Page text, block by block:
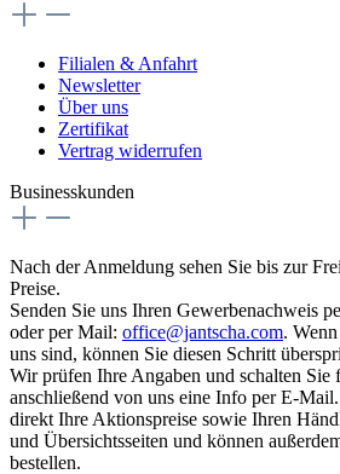
Filialen & Anfahrt
Newsletter
Über uns
Zertifikat
Vertrag widerrufen
Businesskunden
Nach der Anmeldung sehen Sie bis zur
Preise.
Senden Sie uns Ihren Gewerbenachweis
oder per Mail: office@jantscha.com.
uns sind, können Sie diesen Schritt
Wir prüfen Ihre Angaben und schalten Sie
anschließend von uns eine Info per E-
direkt Ihre Aktionspreise sowie Ihren
und Übersichtsseiten und können
bestellen.